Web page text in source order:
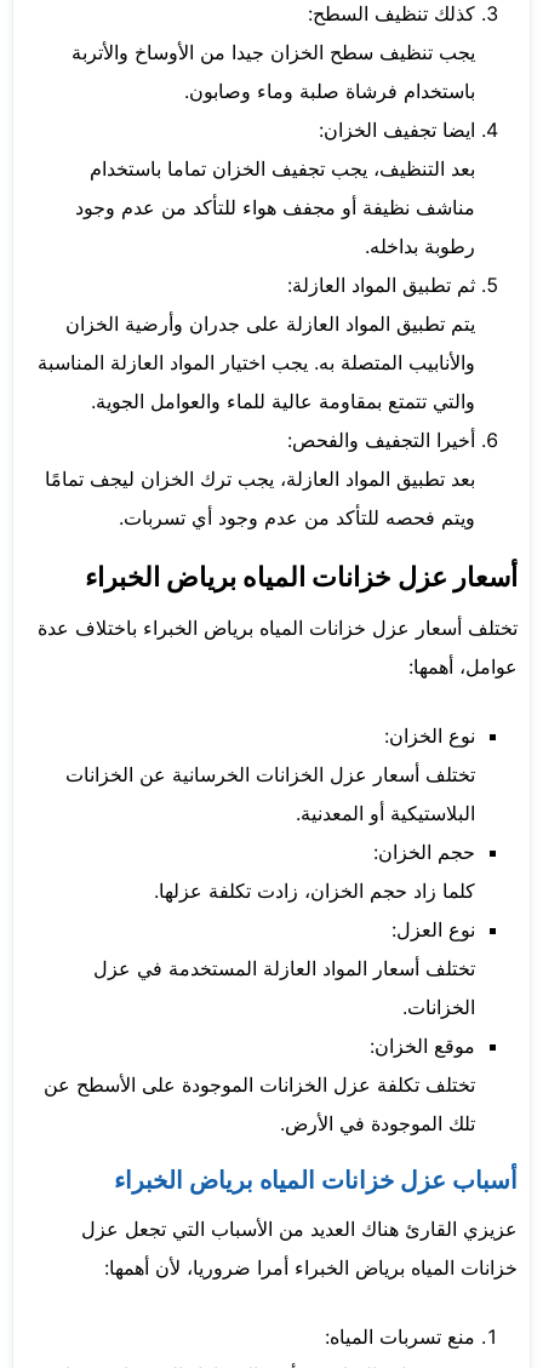
كذلك تنظيف السطح:
يجب تنظيف سطح الخزان جيدا من الأوساخ والأتربة
باستخدام فرشاة صلبة وماء وصابون.
ايضا تجفيف الخزان:
بعد التنظيف، يجب تجفيف الخزان تماما باستخدام
مناشف نظيفة أو مجفف هواء للتأكد من عدم وجود
رطوبة بداخله.
ثم تطبيق المواد العازلة:
يتم تطبيق المواد العازلة على جدران وأرضية الخزان
والأنابيب المتصلة به. يجب اختيار المواد العازلة المناسبة
والتي تتمتع بمقاومة عالية للماء والعوامل الجوية.
أخيرا التجفيف والفحص:
بعد تطبيق المواد العازلة، يجب ترك الخزان ليجف تمامًا
ويتم فحصه للتأكد من عدم وجود أي تسربات.
أسعار عزل خزانات المياه برياض الخبراء
تختلف أسعار عزل خزانات المياه برياض الخبراء باختلاف عدة
عوامل، أهمها:
نوع الخزان:
تختلف أسعار عزل الخزانات الخرسانية عن الخزانات
البلاستيكية أو المعدنية.
حجم الخزان:
كلما زاد حجم الخزان، زادت تكلفة عزلها.
نوع العزل:
تختلف أسعار المواد العازلة المستخدمة في عزل
الخزانات.
موقع الخزان:
تختلف تكلفة عزل الخزانات الموجودة على الأسطح عن
تلك الموجودة في الأرض.
أسباب عزل خزانات المياه برياض الخبراء
عزيزي القارئ هناك العديد من الأسباب التي تجعل عزل
خزانات المياه برياض الخبراء أمرا ضروريا، لأن أهمها:
منع تسربات المياه: